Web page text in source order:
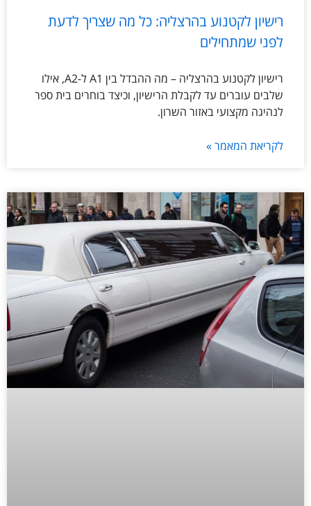
רישיון לקטנוע בהרצליה: כל מה שצריך לדעת
לפני שמתחילים
רישיון לקטנוע בהרצליה – מה ההבדל בין A1 ל-A2, אילו
שלבים עוברים עד לקבלת הרישיון, וכיצד בוחרים בית ספר
לנהיגה מקצועי באזור השרון.
לקריאת המאמר »